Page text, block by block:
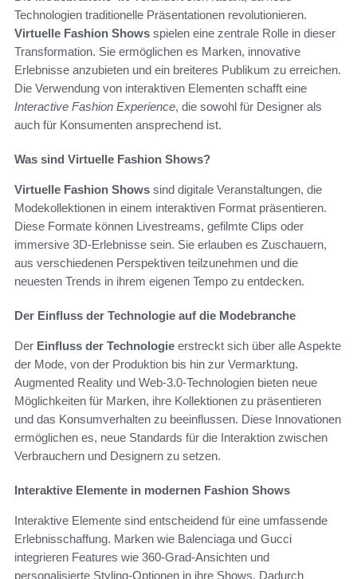
Technologien traditionelle Präsentationen revolutionieren.
Virtuelle Fashion Shows spielen eine zentrale Rolle in dieser
Transformation. Sie ermöglichen es Marken, innovative
Erlebnisse anzubieten und ein breiteres Publikum zu erreichen.
Die Verwendung von interaktiven Elementen schafft eine
Interactive Fashion Experience, die sowohl für Designer als
auch für Konsumenten ansprechend ist.
Was sind Virtuelle Fashion Shows?
Virtuelle Fashion Shows sind digitale Veranstaltungen, die
Modekollektionen in einem interaktiven Format präsentieren.
Diese Formate können Livestreams, gefilmte Clips oder
immersive 3D-Erlebnisse sein. Sie erlauben es Zuschauern,
aus verschiedenen Perspektiven teilzunehmen und die
neuesten Trends in ihrem eigenen Tempo zu entdecken.
Der Einfluss der Technologie auf die Modebranche
Der Einfluss der Technologie erstreckt sich über alle Aspekte
der Mode, von der Produktion bis hin zur Vermarktung.
Augmented Reality und Web-3.0-Technologien bieten neue
Möglichkeiten für Marken, ihre Kollektionen zu präsentieren
und das Konsumverhalten zu beeinflussen. Diese Innovationen
ermöglichen es, neue Standards für die Interaktion zwischen
Verbrauchern und Designern zu setzen.
Interaktive Elemente in modernen Fashion Shows
Interaktive Elemente sind entscheidend für eine umfassende
Erlebnisschaffung. Marken wie Balenciaga und Gucci
integrieren Features wie 360-Grad-Ansichten und
personalisierte Styling-Optionen in ihre Shows. Dadurch